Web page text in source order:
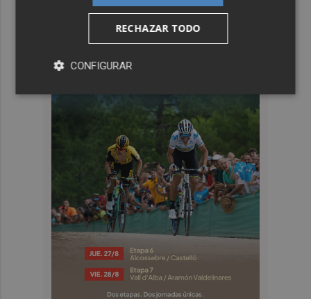
RECHAZAR TODO
CONFIGURAR